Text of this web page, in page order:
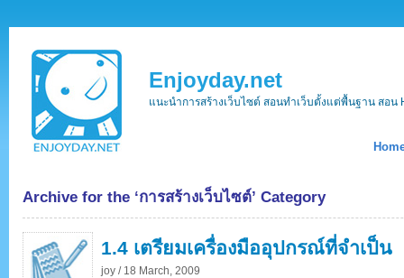
Enjoyday.net
แนะนำการสร้างเว็บไซต์ สอนทำเว็บตั้งแต่พื้นฐาน สอน
Archive for the ‘การสร้างเว็บไซต์’ Category
1.4 เตรียมเครื่องมืออุปกรณ์ที่จำเป็น
joy / 18 March, 2009